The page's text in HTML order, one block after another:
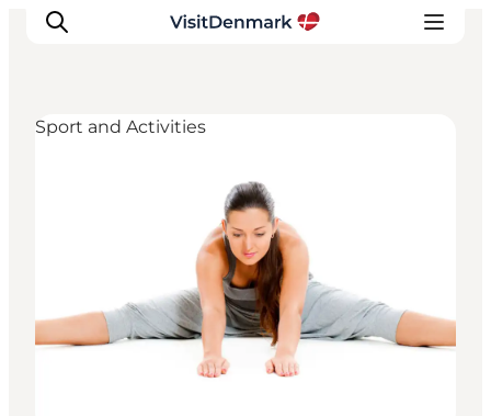
Accommodaties
Plan je reis
Sport and Activities